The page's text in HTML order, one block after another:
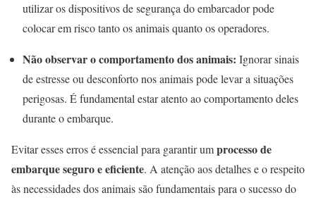
utilizar os dispositivos de segurança do embarcador pode
colocar em risco tanto os animais quanto os operadores.
Não observar o comportamento dos animais: Ignorar sinais
de estresse ou desconforto nos animais pode levar a situações
perigosas. É fundamental estar atento ao comportamento deles
durante o embarque.
Evitar esses erros é essencial para garantir umprocesso de
embarque seguro e eficiente. A atenção aos detalhes e o respeito
às necessidades dos animais são fundamentais para o sucesso do